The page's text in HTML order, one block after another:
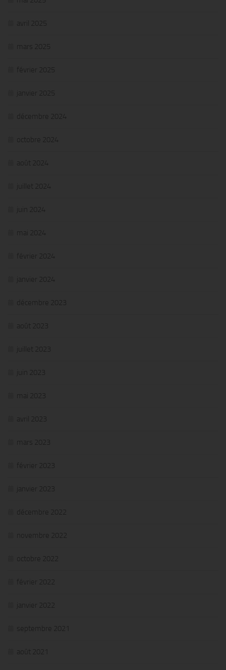
avril 2025
mars 2025
février 2025
janvier 2025
décembre 2024
octobre 2024
août 2024
juillet 2024
juin 2024
mai 2024
février 2024
janvier 2024
décembre 2023
août 2023
juillet 2023
juin 2023
mai 2023
avril 2023
mars 2023
février 2023
janvier 2023
décembre 2022
novembre 2022
octobre 2022
février 2022
janvier 2022
septembre 2021
août 2021